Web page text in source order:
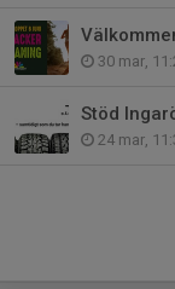
30 mar,
24 mar,